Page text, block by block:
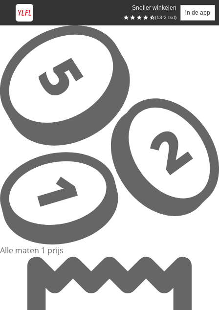
Sneller winkelen
(13.2 tsd)
in de app
Overslaan naar hoofdinhoud
Alle maten 1 prijs